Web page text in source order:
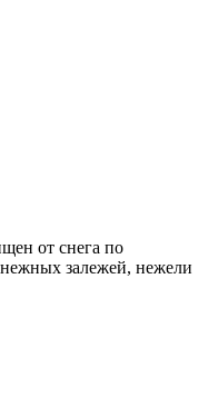
от снега по
залежей, нежели